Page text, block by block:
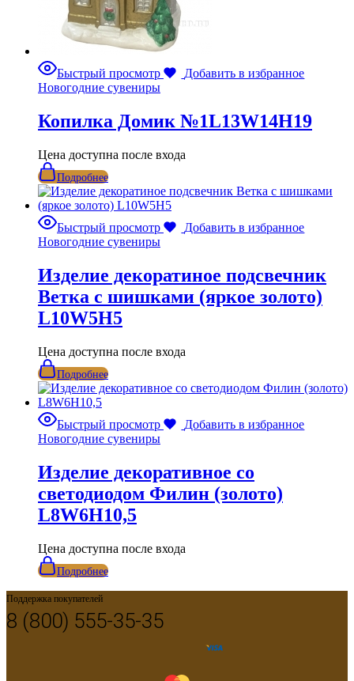
Быстрый просмотр
Добавить в избранное
Новогодние сувениры
Копилка Домик №1L13W14H19
Цена доступна после входа
Подробнее
Быстрый просмотр
Добавить в избранное
Новогодние сувениры
Изделие декоратиное подсвечник
Ветка с шишками (яркое золото)
L10W5H5
Цена доступна после входа
Подробнее
Быстрый просмотр
Добавить в избранное
Новогодние сувениры
Изделие декоративное со
светодиодом Филин (золото)
L8W6H10,5
Цена доступна после входа
Подробнее
Поддержка покупателей
8 (800) 555-35-35